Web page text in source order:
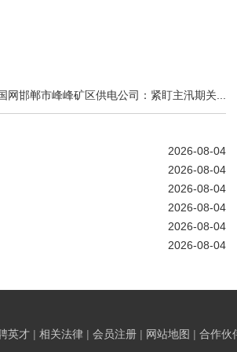
网邯郸市峰峰矿区供电公司：紧盯主汛期关...
2026-08-04
2026-08-04
2026-08-04
2026-08-04
2026-08-04
2026-08-04
英才 | 相关法律 | 会员注册 | 网站地图 | 合作伙